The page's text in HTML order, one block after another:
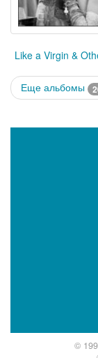
Like a Virgin &
Еще альбомы
©